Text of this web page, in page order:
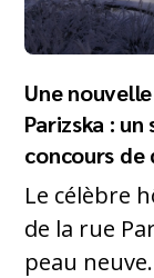
Une
Parizska :
concours de
Le célèbre
de la rue
peau